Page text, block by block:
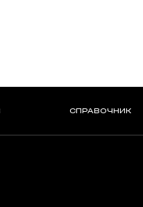
СПРАВОЧНИК